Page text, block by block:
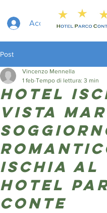
Accedi
Post
Hotel
vista
ischia al
hotel
Conte
Vincenzo Mennella
1 feb Tempo di lettura: 3 min